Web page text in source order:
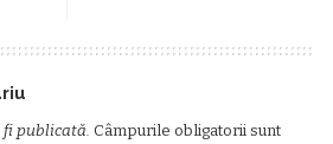
fi publicată. Câmpurile obligatorii sunt